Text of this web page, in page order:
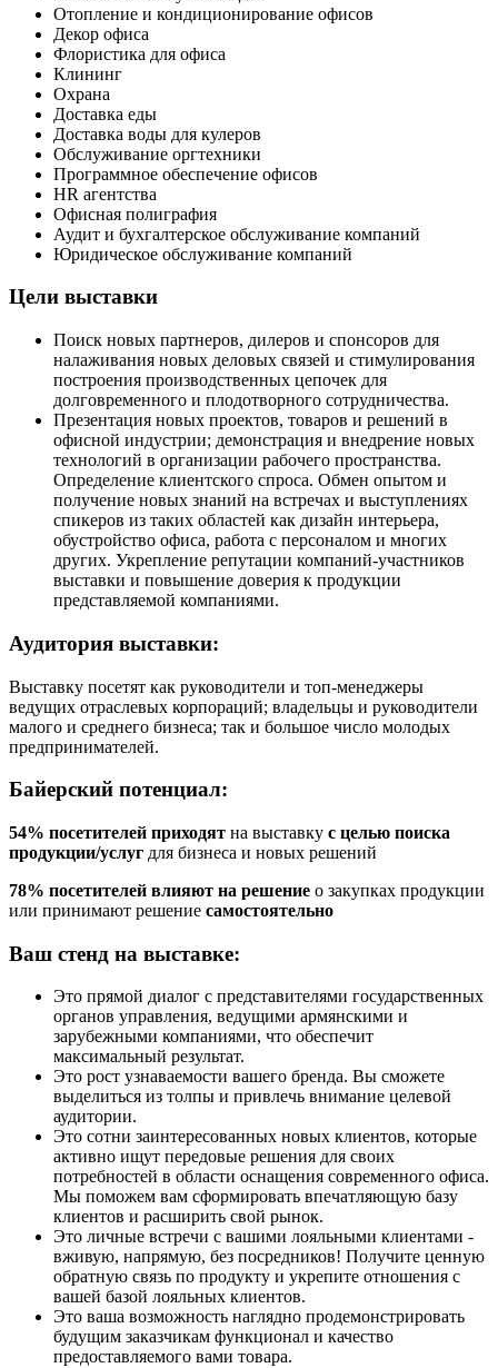
Отопление и кондиционирование офисов
Декор офиса
Флористика для офиса
Клининг
Охрана
Доставка еды
Доставка воды для кулеров
Обслуживание оргтехники
Программное обеспечение офисов
HR агентства
Офисная полиграфия
Аудит и бухгалтерское обслуживание компаний
Юридическое обслуживание компаний
Цели выставки
Поиск новых партнеров, дилеров и спонсоров для
налаживания новых деловых связей и стимулирования
построения производственных цепочек для
долговременного и плодотворного сотрудничества.
Презентация новых проектов, товаров и решений в
офисной индустрии; демонстрация и внедрение новых
технологий в организации рабочего пространства.
Определение клиентского спроса. Обмен опытом и
получение новых знаний на встречах и выступлениях
спикеров из таких областей как дизайн интерьера,
обустройство офиса, работа с персоналом и многих
других. Укрепление репутации компаний-участников
выставки и повышение доверия к продукции
представляемой компаниями.
Аудитория выставки:
Выставку посетят как руководители и топ-менеджеры
ведущих отраслевых корпораций; владельцы и руководители
малого и среднего бизнеса; так и большое число молодых
предпринимателей.
Байерский потенциал:
54% посетителей приходят на выставку с целью поиска
продукции/услуг для бизнеса и новых решений
78% посетителей влияют на решение о закупках продукции
или принимают решение самостоятельно
Ваш стенд на выставке:
Это прямой диалог с представителями государственных
органов управления, ведущими армянскими и
зарубежными компаниями, что обеспечит
максимальный результат.
Это рост узнаваемости вашего бренда. Вы сможете
выделиться из толпы и привлечь внимание целевой
аудитории.
Это сотни заинтересованных новых клиентов, которые
активно ищут передовые решения для своих
потребностей в области оснащения современного офиса.
Мы поможем вам сформировать впечатляющую базу
клиентов и расширить свой рынок.
Это личные встречи с вашими лояльными клиентами -
вживую, напрямую, без посредников! Получите ценную
обратную связь по продукту и укрепите отношения с
вашей базой лояльных клиентов.
Это ваша возможность наглядно продемонстрировать
будущим заказчикам функционал и качество
предоставляемого вами товара.